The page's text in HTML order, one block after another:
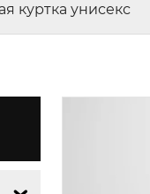
куртка унисекс